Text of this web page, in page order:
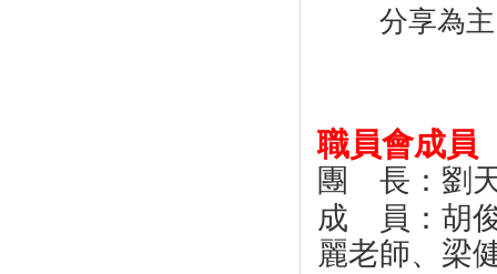
分享為
職員會成員
團 長：劉
成 員：胡
麗老師、梁